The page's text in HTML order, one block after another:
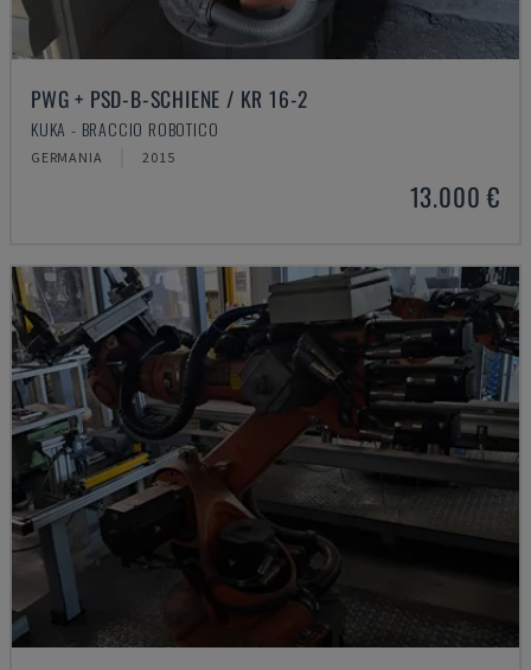
PWG + PSD-B-SCHIENE / KR 16-2
KUKA - BRACCIO ROBOTICO
GERMANIA 2015
13.000 €